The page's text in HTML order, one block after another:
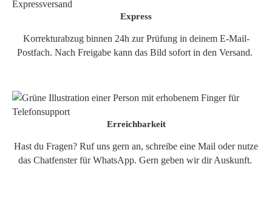
Express
Korrekturabzug binnen 24h zur Prüfung in deinem E-Mail-
Postfach. Nach Freigabe kann das Bild sofort in den Versand.
Erreichbarkeit
Hast du Fragen? Ruf uns gern an, schreibe eine Mail oder nutze
das Chatfenster für WhatsApp. Gern geben wir dir Auskunft.